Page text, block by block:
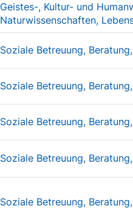
Geistes-, Kultur- und
Naturwissenschaften,
Soziale Betreuung,
Soziale Betreuung,
Soziale Betreuung,
Soziale Betreuung,
Soziale Betreuung,